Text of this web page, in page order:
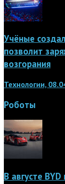
Учёные
позволит
возгорания
Технологии,
Роботы
В августе